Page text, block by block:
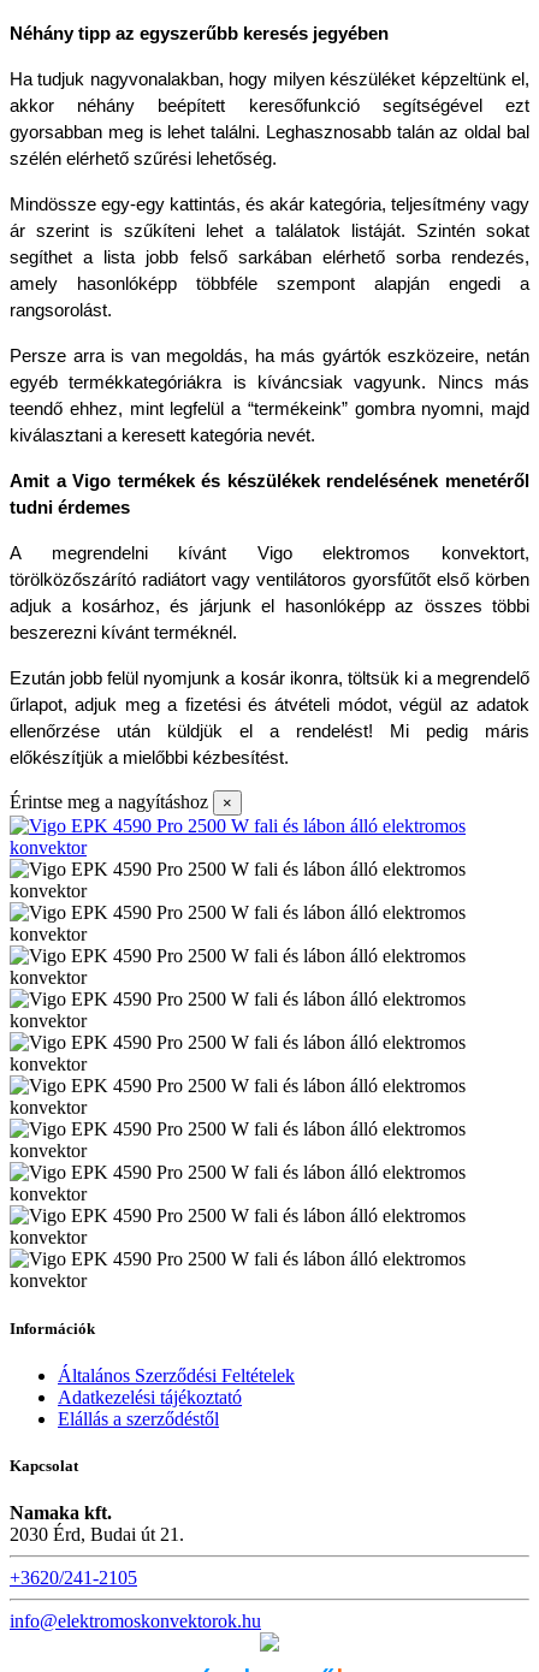
Néhány tipp az egyszerűbb keresés jegyében
Ha tudjuk nagyvonalakban, hogy milyen készüléket képzeltünk el,
akkor néhány beépített keresőfunkció segítségével ezt
gyorsabban meg is lehet találni. Leghasznosabb talán az oldal bal
szélén elérhető szűrési lehetőség.
Mindössze egy-egy kattintás, és akár kategória, teljesítmény vagy
ár szerint is szűkíteni lehet a találatok listáját. Szintén sokat
segíthet a lista jobb felső sarkában elérhető sorba rendezés,
amely hasonlóképp többféle szempont alapján engedi a
rangsorolást.
Persze arra is van megoldás, ha más gyártók eszközeire, netán
egyéb termékkategóriákra is kíváncsiak vagyunk. Nincs más
teendő ehhez, mint legfelül a “termékeink” gombra nyomni, majd
kiválasztani a keresett kategória nevét.
Amit a Vigo termékek és készülékek rendelésének menetéről
tudni érdemes
A megrendelni kívánt Vigo elektromos konvektort,
törölközőszárító radiátort vagy ventilátoros gyorsfűtőt első körben
adjuk a kosárhoz, és járjunk el hasonlóképp az összes többi
beszerezni kívánt terméknél.
Ezután jobb felül nyomjunk a kosár ikonra, töltsük ki a megrendelő
űrlapot, adjuk meg a fizetési és átvételi módot, végül az adatok
ellenőrzése után küldjük el a rendelést! Mi pedig máris
előkészítjük a mielőbbi kézbesítést.
Érintse meg a nagyításhoz ×
Információk
Általános Szerződési Feltételek
Adatkezelési tájékoztató
Elállás a szerződéstől
Kapcsolat
Namaka kft.
2030 Érd, Budai út 21.
+3620/241-2105
info@elektromoskonvektorok.hu